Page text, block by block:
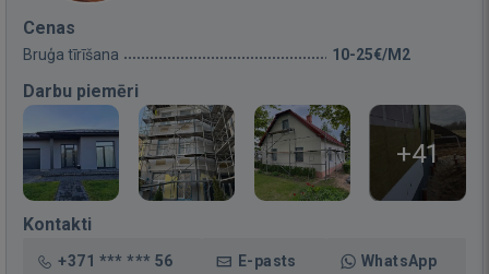
Cenas
Bruģa tīrīšana 10-25€/M2
Darbu piemēri
+41
Kontakti
+371 *** *** 56 E-pasts WhatsApp